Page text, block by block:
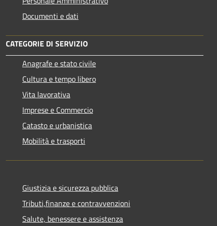
Documenti e dati
CATEGORIE DI SERVIZIO
Anagrafe e stato civile
Cultura e tempo libero
Vita lavorativa
Imprese e Commercio
Catasto e urbanistica
Mobilità e trasporti
Giustizia e sicurezza pubblica
Tributi,finanze e contravvenzioni
Salute, benessere e assistenza